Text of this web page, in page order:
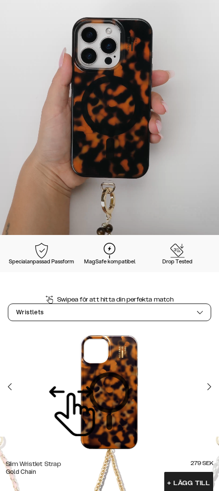
Specialanpassad Passform MagSafe kompatibel Drop Tested
Swipea för att hitta din perfekta match
Wristlets
Slim Wristlet Strap
Gold Chain
279 SEK
+ LÄGG TILL